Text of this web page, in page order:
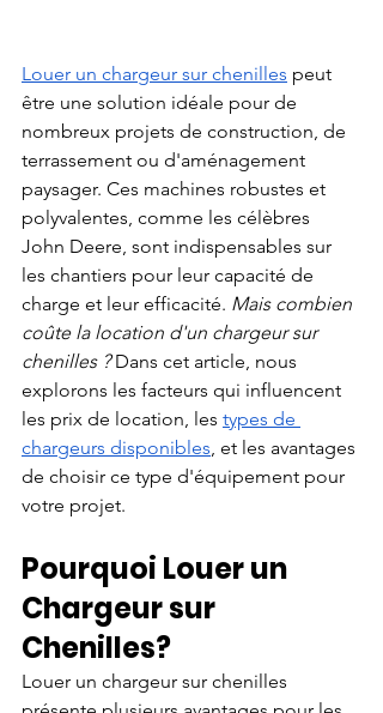
Louer un chargeur sur chenilles peut
être une solution idéale pour de
nombreux projets de construction, de
terrassement ou d'aménagement
paysager. Ces machines robustes et
polyvalentes, comme les célèbres
John Deere, sont indispensables sur
les chantiers pour leur capacité de
charge et leur efficacité. Mais combien
coûte la location d'un chargeur sur
chenilles ? Dans cet article, nous
explorons les facteurs qui influencent
les prix de location, les types de
chargeurs disponibles , et les avantages
de choisir ce type d'équipement pour
votre projet.
Pourquoi Louer un
Chargeur sur
Chenilles?
Louer un chargeur sur chenilles